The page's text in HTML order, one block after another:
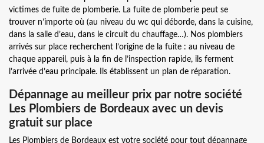
victimes de fuite de plomberie. La fuite de plomberie peut se
trouver n’importe où (au niveau du wc qui déborde, dans la cuisine,
dans la salle d’eau, dans le circuit du chauffage…). Nos plombiers
arrivés sur place recherchent l’origine de la fuite : au niveau de
chaque appareil, puis à la fin de l’inspection rapide, ils ferment
l’arrivée d’eau principale. Ils établissent un plan de réparation.
Dépannage au meilleur prix par notre société
Les Plombiers de Bordeaux avec un devis
gratuit sur place
Les Plombiers de Bordeaux est votre société pour tout dépannage